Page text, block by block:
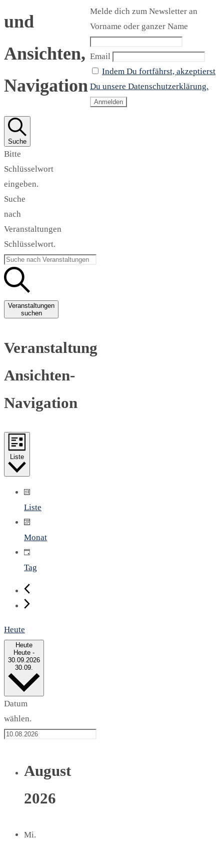
und
Ansichten,
Navigation
Suche
Bitte
Schlüsselwort
eingeben.
Suche
nach
Veranstaltungen
Schlüsselwort.
Veranstaltungen
suchen
Veranstaltung
Ansichten-
Navigation
Liste
Liste
Monat
Tag
Heute
Heute
Heute -
30.09.2026
30.09.
Datum
wählen.
August
2026
Mi.
Melde dich zum Newsletter an
Vorname oder ganzer Name
Email
Indem Du fortfährst, akzeptierst
Du unsere Datenschutzerklärung.